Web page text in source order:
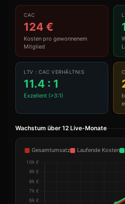
CAC
124 €
Kosten pro gewonnenem
Mitglied
LTV : CAC VERHÄLTNIS
11.4 : 1
Exzellent (>3:1)
Wachstum über 12 Live-Monate
Gesamtumsatz Laufende Kosten